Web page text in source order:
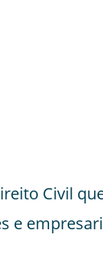
Civil
e